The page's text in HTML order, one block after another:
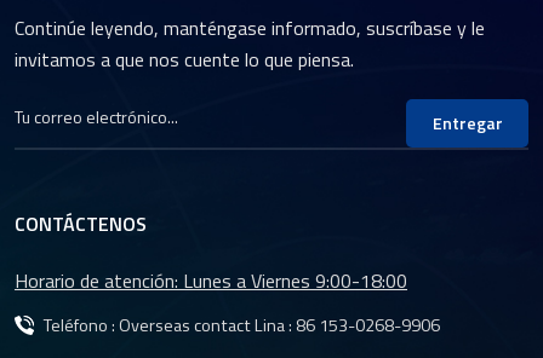
Continúe leyendo, manténgase informado, suscríbase y le
invitamos a que nos cuente lo que piensa.
Entregar
CONTÁCTENOS
Horario de atención: Lunes a Viernes 9:00-18:00
Teléfono : Overseas contact Lina : 86 153-0268-9906